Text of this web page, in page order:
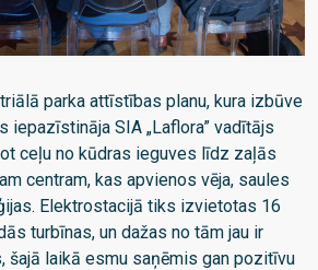
parka attīstības planu, kura izbūve
iepazīstināja SIA „Laflora” vadītājs
ceļu no kūdras ieguves līdz zaļās
centram, kas apvienos vēja, saules
Elektrostacijā tiks izvietotas 16
turbīnas, un dažas no tām jau ir
šajā laikā esmu saņēmis gan pozitīvu